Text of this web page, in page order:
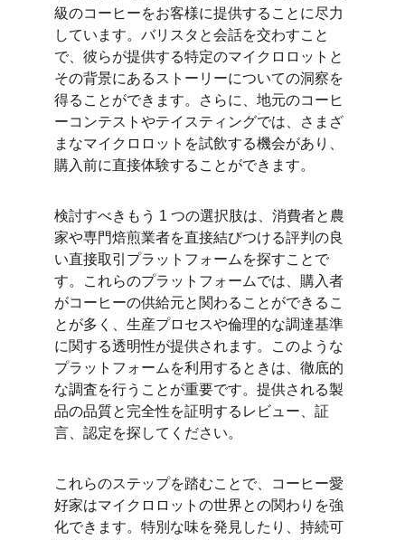
級のコーヒーをお客様に提供することに尽力
しています。バリスタと会話を交わすこと
で、彼らが提供する特定のマイクロロットと
その背景にあるストーリーについての洞察を
得ることができます。さらに、地元のコーヒ
ーコンテストやテイスティングでは、さまざ
まなマイクロロットを試飲する機会があり、
購入前に直接体験することができます。
検討すべきもう 1 つの選択肢は、消費者と農
家や専門焙煎業者を直接結びつける評判の良
い直接取引プラットフォームを探すことで
す。これらのプラットフォームでは、購入者
がコーヒーの供給元と関わることができるこ
とが多く、生産プロセスや倫理的な調達基準
に関する透明性が提供されます。このような
プラットフォームを利用するときは、徹底的
な調査を行うことが重要です。提供される製
品の品質と完全性を証明するレビュー、証
言、認定を探してください。
これらのステップを踏むことで、コーヒー愛
好家はマイクロロットの世界との関わりを強
化できます。特別な味を発見したり、持続可